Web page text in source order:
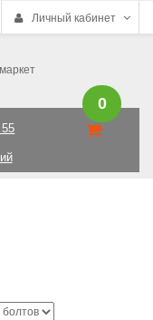
Личный кабинет
0